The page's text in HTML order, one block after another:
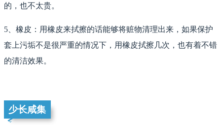
的，也不太贵。
5、橡皮：用橡皮来拭擦的话能够将赃物清理出来，如果保护
套上污垢不是很严重的情况下，用橡皮拭擦几次，也有着不错
的清洁效果。
少长咸集